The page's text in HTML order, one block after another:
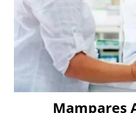
Mampares